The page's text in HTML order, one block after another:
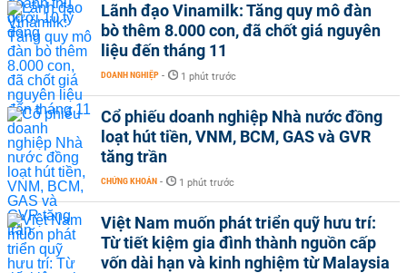
Lãnh đạo Vinamilk: Tăng quy mô đàn
bò thêm 8.000 con, đã chốt giá nguyên
liệu đến tháng 11
DOANH NGHIỆP - 1 phút trước
Cổ phiếu doanh nghiệp Nhà nước đồng
loạt hút tiền, VNM, BCM, GAS và GVR
tăng trần
CHỨNG KHOÁN - 1 phút trước
Việt Nam muốn phát triển quỹ hưu trí:
Từ tiết kiệm gia đình thành nguồn cấp
vốn dài hạn và kinh nghiệm từ Malaysia